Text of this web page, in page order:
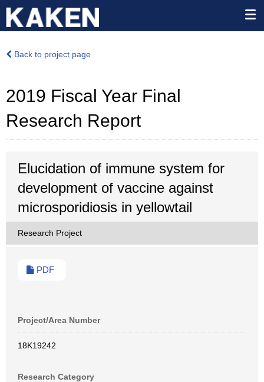
Back to project page
2019 Fiscal Year Final
Research Report
Elucidation of immune system for
development of vaccine against
microsporidiosis in yellowtail
Research Project
PDF
Project/Area Number
18K19242
Research Category